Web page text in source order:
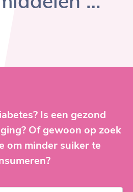
Is een gezond
Of gewoon op zoek
om minder suiker te